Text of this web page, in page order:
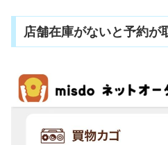
店舗在庫がないと予約が